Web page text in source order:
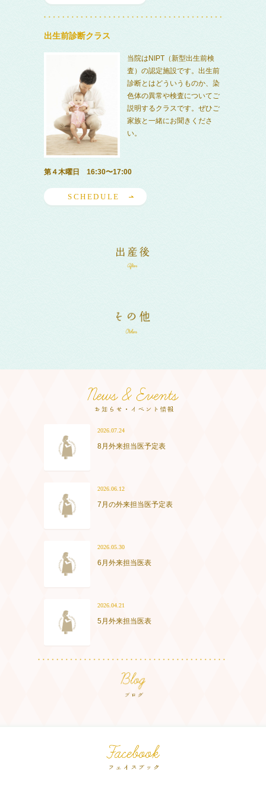
出生前診断クラス
当院はNIPT（新型出生前検
査）の認定施設です。出生前
診断とはどういうものか、染
色体の異常や検査についてご
説明するクラスです。ぜひご
家族と一緒にお聞きくださ
い。
第４木曜日 16:30〜17:00
SCHEDULE
2026.07.24
8月外来担当医予定表
2026.06.12
7月の外来担当医予定表
2026.05.30
6月外来担当医表
2026.04.21
5月外来担当医表